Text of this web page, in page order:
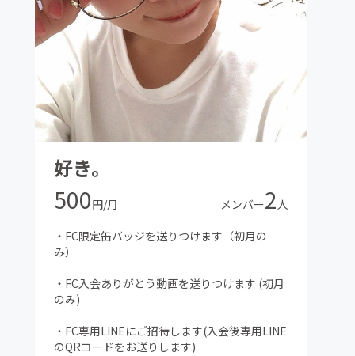
好き。
500円/月 メンバー2人
・FC限定缶バッジを送りつけます（初月の
み）
・FC入会ありがとう動画を送りつけます (初月
のみ)
・FC専用LINEにご招待します(入会後専用LINE
のQRコードをお送りします)